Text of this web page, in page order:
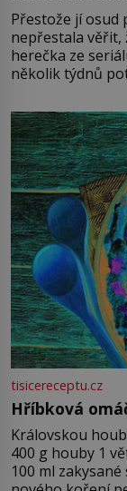
Přestože jí
nepřestala věřit, že
herečka ze
několik týdnů
tisicereceptu.cz
Hříbková
Královskou houbou
400 g houby 1
100 ml